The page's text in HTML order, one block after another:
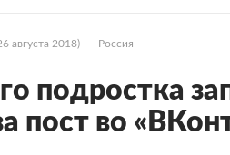
августа 2018) Россия
подростка
пост во